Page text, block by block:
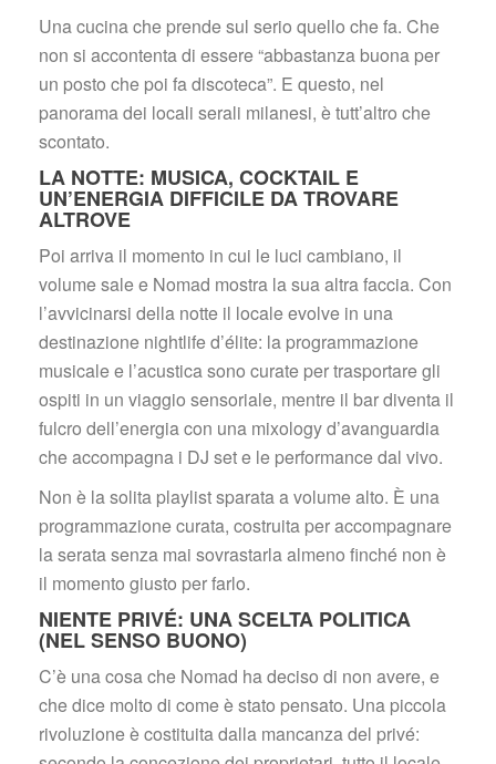
Una cucina che prende sul serio quello che fa. Che
non si accontenta di essere “abbastanza buona per
un posto che poi fa discoteca”. E questo, nel
panorama dei locali serali milanesi, è tutt’altro che
contato.
LA NOTTE: MUSICA, COCKTAIL E
UN’ENERGIA DIFFICILE DA TROVARE
ALTROVE
Poi arriva il momento in cui le luci cambiano, il
volume sale e Nomad mostra la sua altra faccia. Con
l’avvicinarsi della notte il locale evolve in una
destinazione nightlife d’élite: la programmazione
musicale e l’acustica sono curate per trasportare gli
ospiti in un viaggio sensoriale, mentre il bar diventa il
fulcro dell’energia con una mixology d’avanguardia
che accompagna i DJ set e le performance dal vivo.
Non è la solita playlist sparata a volume alto. È una
programmazione curata, costruita per accompagnare
la serata senza mai sovrastarla almeno finché non è
il momento giusto per farlo.
NIENTE PRIVÉ: UNA SCELTA POLITICA
(NEL SENSO BUONO)
C’è una cosa che Nomad ha deciso di non avere, e
che dice molto di come è stato pensato. Una piccola
rivoluzione è costituita dalla mancanza del privé: